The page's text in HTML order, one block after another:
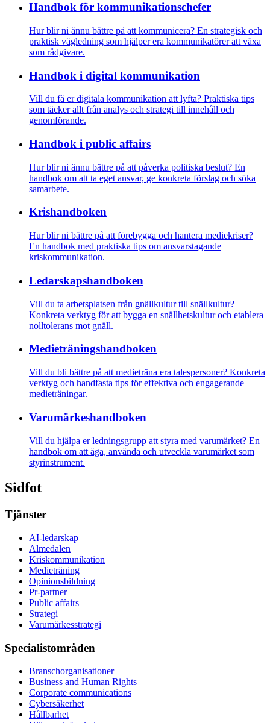
Handbok för kommunikations­chefer
Hur blir ni ännu bättre på att kommunicera? En strategisk och
praktisk vägledning som hjälper era kommunikatörer att växa
som rådgivare.
Handbok i digital kommunikation
Vill du få er digitala kommunikation att lyfta? Praktiska tips
som täcker allt från analys och strategi till innehåll och
genomförande.
Handbok i public affairs
Hur blir ni ännu bättre på att påverka politiska beslut? En
handbok om att ta eget ansvar, ge konkreta förslag och söka
samarbete.
Krishandboken
Hur blir ni bättre på att förebygga och hantera mediekriser?
En handbok med praktiska tips om ansvarstagande
kriskommunikation.
Ledarskaps­­handboken
Vill du ta arbetsplatsen från gnällkultur till snällkultur?
Konkreta verktyg för att bygga en snällhetskultur och etablera
nolltolerans mot gnäll.
Medietränings­­­handboken
Vill du bli bättre på att medieträna era talespersoner? Konkreta
verktyg och handfasta tips för effektiva och engagerande
medieträningar.
Varumärkes­handboken
Vill du hjälpa er ledningsgrupp att styra med varumärket? En
handbok om att äga, använda och utveckla varumärket som
styrinstrument.
Sidfot
Tjänster
AI-ledarskap
Almedalen
Kris­kommunikation
Medieträning
Opinionsbildning
Pr-partner
Public affairs
Strategi
Varumärkesstrategi
Specialistområden
Branschorganisationer
Business and Human Rights
Corporate communications
Cybersäkerhet
Hållbarhet